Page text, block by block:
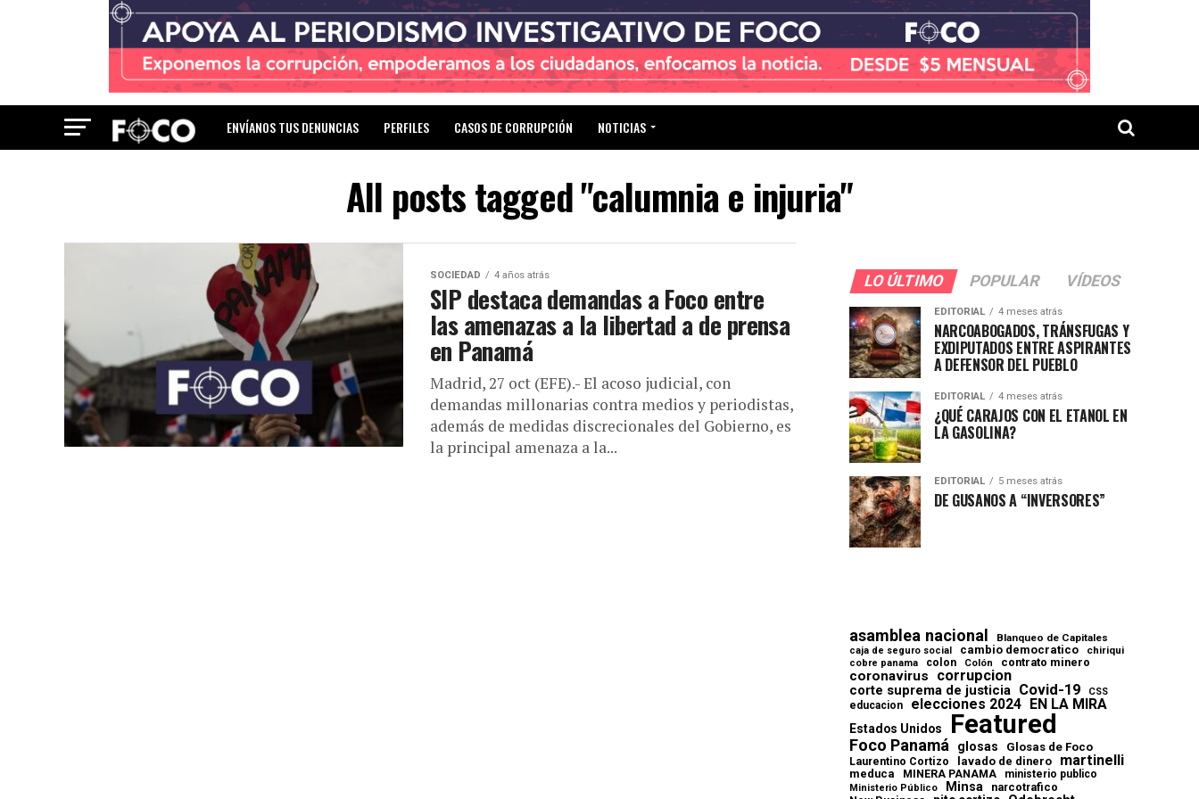
ENVÍANOS TUS DENUNCIAS PERFILES CASOS DE CORRUPCIÓN NOTICIAS
All posts tagged "calumnia e injuria"
SOCIEDAD 4 años atrás
SIP destaca demandas a Foco entre
las amenazas a la libertad a de prensa
en Panamá
Madrid, 27 oct (EFE).- El acoso judicial, con
demandas millonarias contra medios y periodistas,
además de medidas discrecionales del Gobierno, es
la principal amenaza a la...
LO ÚLTIMO POPULAR VÍDEOS
EDITORIAL 4 meses atrás
NARCOABOGADOS, TRÁNSFUGAS Y
EXDIPUTADOS ENTRE ASPIRANTES
A DEFENSOR DEL PUEBLO
EDITORIAL 4 meses atrás
¿QUÉ CARAJOS CON EL ETANOL EN
LA GASOLINA?
EDITORIAL 5 meses atrás
DE GUSANOS A “INVERSORES”
asamblea nacional Blanqueo de Capitales
caja de seguro social cambio democratico chiriqui
cobre panama colon Colón contrato minero
coronavirus corrupcion
corte suprema de justicia Covid-19 CSS
educacion elecciones 2024 EN LA MIRA
Estados Unidos Featured
Foco Panamá glosas Glosas de Foco
Laurentino Cortizo lavado de dinero martinelli
meduca MINERA PANAMA ministerio publico
Ministerio Público Minsa
narcotrafico